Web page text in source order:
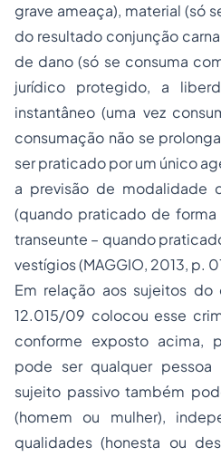
grave ameaça), material (só
do resultado conjunção
de dano (só se consuma
jurídico protegido, a
instantâneo(uma vez
consumação não se
ser praticado por um único
a previsão de modalidade
(quando praticado de
transeunte – quando
vestígios (MAGGIO, 2013, p.
Em relação aos sujeitos
12.015/09 colocou esse
conforme exposto acima,
pode ser qualquer pessoa
sujeito passivo também
(homem ou mulher),
qualidades (honesta ou